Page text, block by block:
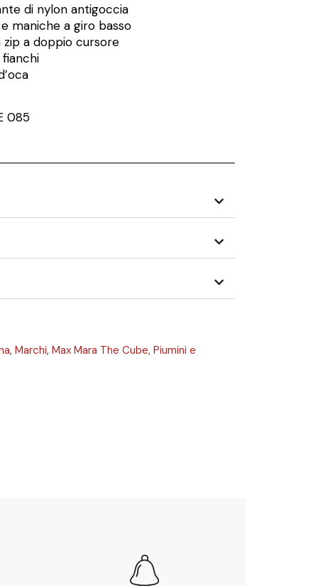
di nylon antigoccia
maniche a giro basso
a doppio cursore
085
, Marchi, Max Mara The Cube, Piumini e